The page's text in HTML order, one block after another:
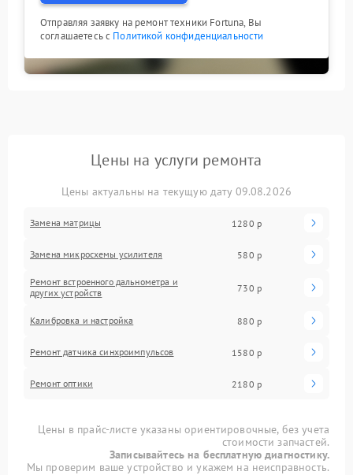
Отправляя заявку на ремонт техники Fortuna, Вы
соглашаетесь с Политикой конфиденциальности
Цены на услуги ремонта
Цены актуальны на текущую дату 09.08.2026
Замена матрицы 1280 р
Замена микросхемы усилителя 580 р
Ремонт встроенного дальнометра и
других устройств
730 р
Калибровка и настройка 880 р
Ремонт датчика синхроимпульсов 1580 р
Ремонт оптики 2180 р
Цены в прайс-листе указаны ориентировочные, без учета
стоимости запчастей.
Записывайтесь на бесплатную диагностику.
Мы проверим ваше устройство и укажем на неисправность.